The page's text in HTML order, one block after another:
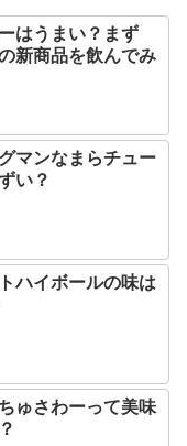
はうまい？まず
新商品を飲んでみ
マンなまらチュー
い？
ハイボールの味は
ゅさわーって美味